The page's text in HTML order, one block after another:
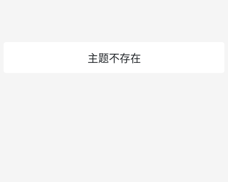
主题不存在